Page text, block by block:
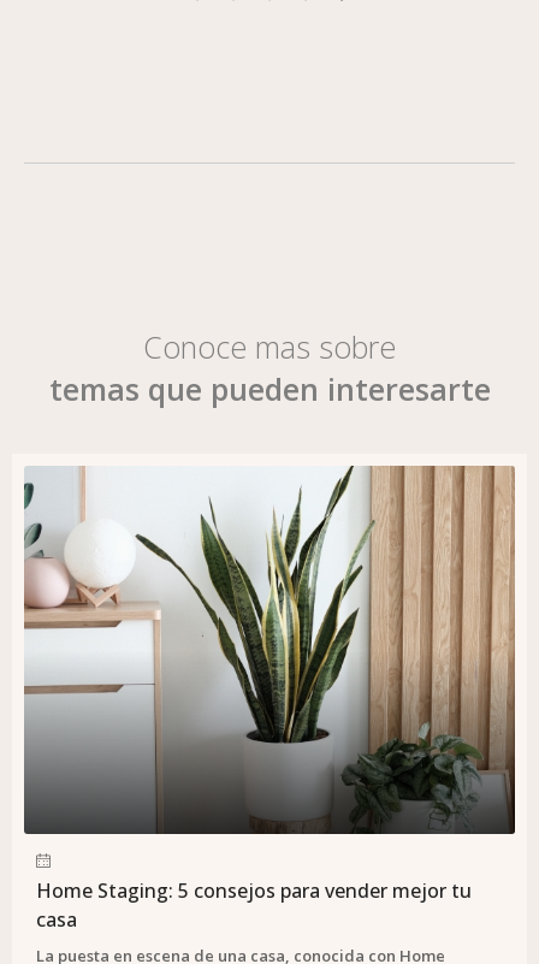
Conoce mas sobre
temas que pueden interesarte
Home Staging: 5 consejos para vender mejor tu
casa